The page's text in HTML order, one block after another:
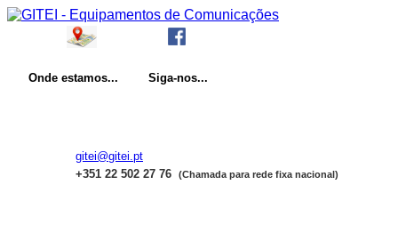
Ondeestamos... Siga-nos...
gitei@gitei.pt
+351 22 502 27 76
(Chamada para rede fixa nacional)